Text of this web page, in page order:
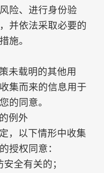
险、进行身份验
并依法采取必要的
施。
未载明的其他用
集而来的信息用于
的同意。
例外
，以下情形中收集
授权同意：
全有关的；